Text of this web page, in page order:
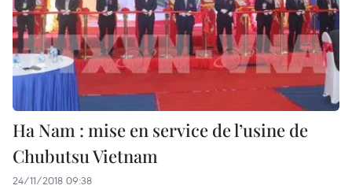
Ha Nam : mise en service de l’usine de
Chubutsu Vietnam
24/11/2018 09:38